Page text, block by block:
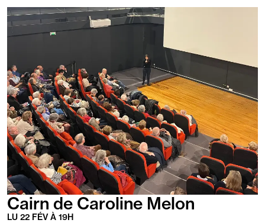
Cairn de Caroline Melon
LU 22 FÉVÀ 19H
En
savoir
plus